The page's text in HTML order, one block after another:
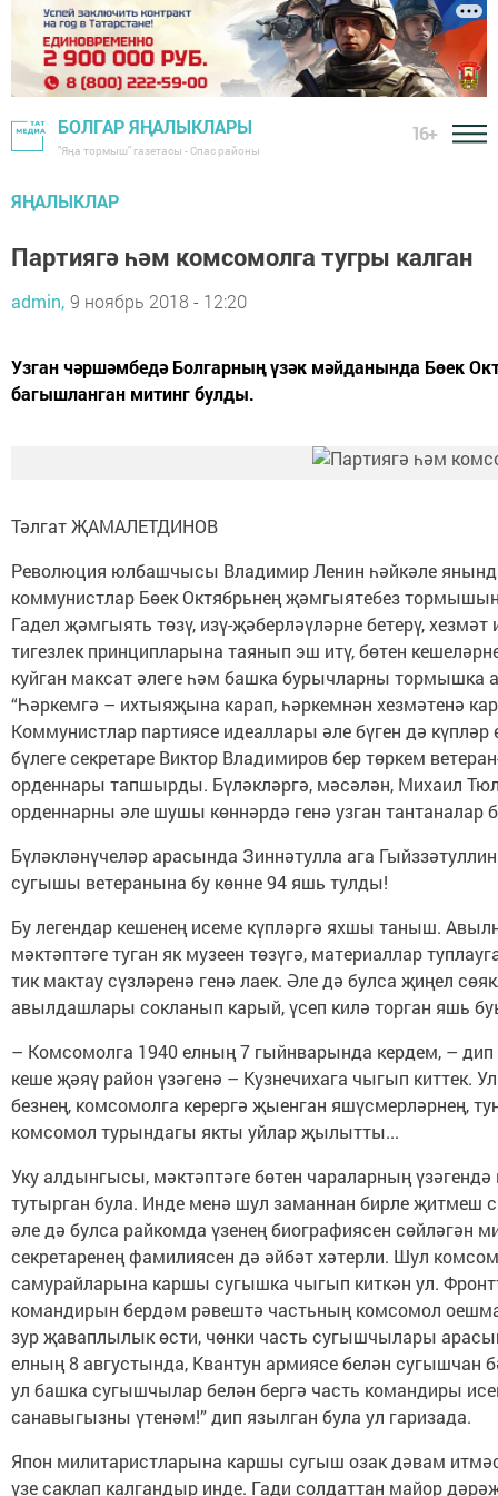
БОЛГАР ЯҢАЛЫКЛАРЫ
"Яңа тормыш" газетасы - Спас районы
16+
ЯҢАЛЫКЛАР
Партиягә һәм комсомолга тугры калган
admin, 9 ноябрь 2018 - 12:20
Узган чәршәмбедә Болгарның үзәк мәйданында Бөек
багышланган митинг булды.
Тәлгат ҖАМАЛЕТДИНОВ
Революция юлбашчысы Владимир Ленин һәйкәле
коммунистлар Бөек Октябрьнең җәмгыятебез
Гадел җәмгыять төзү, изү-җәберләүләрне бетерү,
тигезлек принципларына таянып эш итү, бөтен
куйган максат әлеге һәм башка бурычларны
“Һәркемгә – ихтыяҗына карап, һәркемнән хезмәтенә
Коммунистлар партиясе идеаллары әле бүген дә
бүлеге секретаре Виктор Владимиров бер төркем
орденнары тапшырды. Бүләкләргә, мәсәлән, Михаил
орденнарны әле шушы көннәрдә генә узган
Бүләкләнүчеләр арасында Зиннәтулла ага
сугышы ветеранына бу көнне 94 яшь тулды!
Бу легендар кешенең исеме күпләргә яхшы таныш.
мәктәптәге туган як музеен төзүгә, материаллар
тик мактау сүзләренә генә лаек. Әле дә булса җиңел
авылдашлары сокланып карый, үсеп килә торган яшь
– Комсомолга 1940 елның 7 гыйнварында кердем, –
кеше җәяү район үзәгенә – Кузнечихага чыгып киттек.
безнең, комсомолга керергә җыенган яшүсмерләрнең,
комсомол турындагы якты уйлар җылытты...
Уку алдынгысы, мәктәптәге бөтен чараларның
тутырган була. Инде менә шул заманнан бирле җитмеш
әле дә булса райкомда үзенең биографиясен сөйләгән
секретаренең фамилиясен дә әйбәт хәтерли. Шул
самурайларына каршы сугышка чыгып киткән ул.
командирын бердәм рәвештә частьның комсомол
зур җаваплылык өсти, чөнки часть сугышчылары
елның 8 августында, Квантун армиясе белән сугышчан
ул башка сугышчылар белән бергә часть командиры
санавыгызны үтенәм!” дип язылган була ул гаризада.
Япон милитаристларына каршы сугыш озак дәвам
үзе саклап калгандыр инде. Гади солдаттан майор